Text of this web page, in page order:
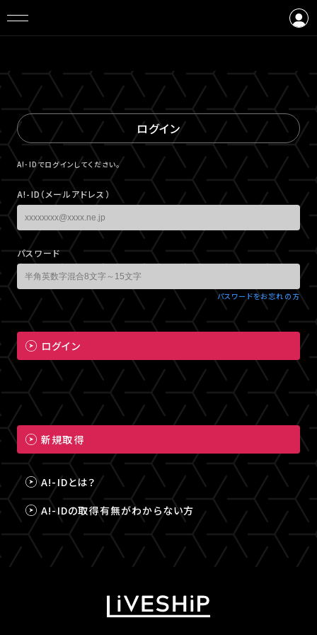
ログイン
A!-IDでログインしてください。
A!-ID（メールアドレス）
パスワード
パスワードをお忘れの方
ログイン
新規取得
A!-IDとは？
A!-IDの取得有無がわからない方